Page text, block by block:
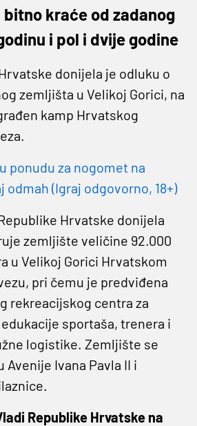
kraće od zadanog
i pol i dvije godine
donijela je odluku o
zemljišta u Velikoj Gorici, na
kamp Hrvatskog
ponudu za nogomet na
odmah (Igraj odgovorno, 18+)
Hrvatske donijela
zemljište veličine 92.000
u Velikoj Gorici Hrvatskom
pri čemu je predviđena
rekreacijskog centra za
sportaša, trenera i
logistike. Zemljište se
Avenije Ivana Pavla II i
Republike Hrvatske na